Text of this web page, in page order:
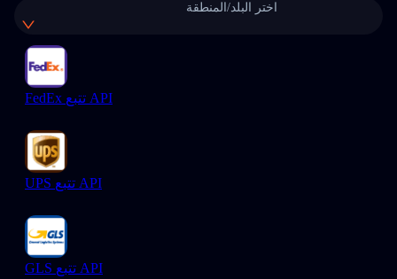
اختر البلد/المنطقة
FedEx تتبع API
UPS تتبع API
GLS تتبع API